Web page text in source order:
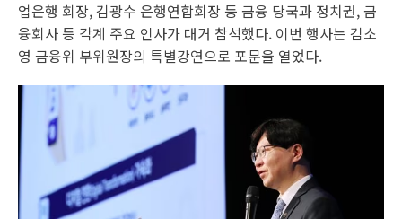
업은행 회장, 김광수 은행연합회장 등 금융 당국과 정치권, 금
융회사 등 각계 주요 인사가 대거 참석했다. 이번 행사는 김소
영 금융위 부위원장의 특별강연으로 포문을 열었다.